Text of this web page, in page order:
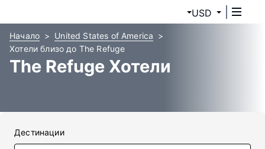
USD
Начало
United States of America
Хотели близо до The Refuge
The Refuge Хотели
Дестинации